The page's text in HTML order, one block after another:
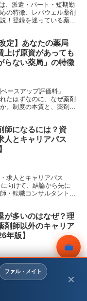
、派遣・パート・短期勤
の特徴、レバウェル薬剤
！登録を迷っている薬剤
定】あなたの薬局
上げ原資があっても
らない薬局」の特徴
ースアップ評価料」
たはずなのに、なぜ薬剤
。制度の本質と、薬剤師
師になるには？資
人とキャリアパス
求人とキャリアパス
向けて、結論から先に
・転職コンサルタントの
が多いのはなぜ？理
剤師以外のキャリア
年版】
・薬剤師以外のキャリア
た方に向けて、結論か
薬剤師・転職コンサルタ
のキャリアの...
ファル・メイト
✕
💼